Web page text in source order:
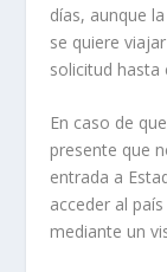
días, aunque
se quiere
solicitud hasta
En caso de
presente que
entrada a
acceder al
mediante un